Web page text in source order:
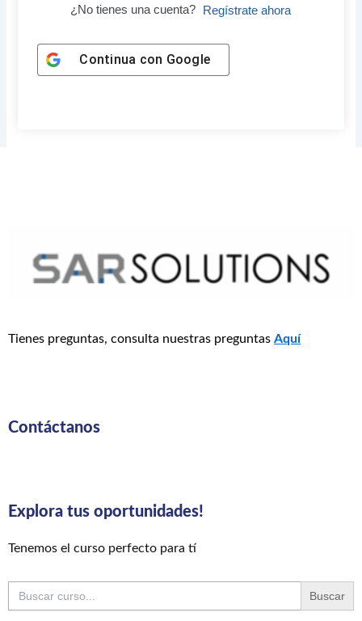
¿No tienes una cuenta? Regístrate ahora
Continua con Google
Tienes preguntas, consulta nuestras preguntas Aquí
Contáctanos
Explora tus oportunidades!
Tenemos el curso perfecto para tí
Buscar: